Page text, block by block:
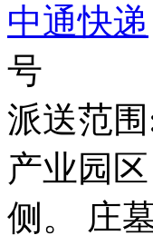
中通快递
号
派送范
产业园
侧。 庄